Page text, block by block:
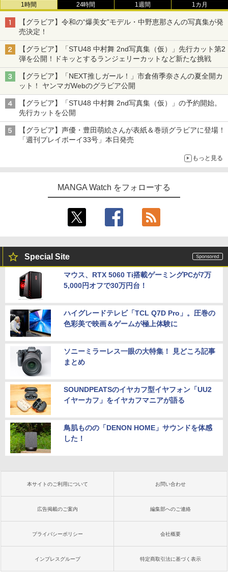
1時間 24時間 1週間 1カ月
【グラビア】令和の“爆美女”モデル・中野恵那さんの写真集が発
売決定！
【グラビア】「STU48 中村舞 2nd写真集（仮）」先行カット第2
弾を公開！ドキッとするランジェリーカットなど新たな挑戦
【グラビア】「NEXT推しガール！」市倉侑季奈さんの夏全開カ
ット！ ヤンマガWebのグラビア公開
【グラビア】「STU48 中村舞 2nd写真集（仮）」の予約開始。
先行カットを公開
【グラビア】声優・豊田萌絵さんが表紙＆巻頭グラビアに登場！
「週刊プレイボーイ33号」本日発売
もっと見る
MANGA Watch をフォローする
Special Site
マウス、RTX 5060 Ti搭載ゲーミングPCが7万
5,000円オフで30万円台！
ハイグレードテレビ「TCL Q7D Pro」。圧巻の
色彩美で映画＆ゲームが極上体験に
ソニーミラーレス一眼の大特集！ 見どころ記事
まとめ
SOUNDPEATSのイヤカフ型イヤフォン「UU2
イヤーカフ」をイヤカフマニアが語る
鳥肌ものの「DENON HOME」サウンドを体感
した！
本サイトのご利用について お問い合わせ
広告掲載のご案内 編集部へのご連絡
プライバシーポリシー 会社概要
インプレスグループ 特定商取引法に基づく表示